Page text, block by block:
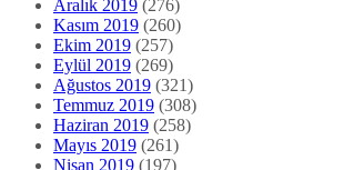
Aralık 2019 (276)
Kasım 2019 (260)
Ekim 2019 (257)
Eylül 2019 (269)
Ağustos 2019 (321)
Temmuz 2019 (308)
Haziran 2019 (258)
Mayıs 2019 (261)
Nisan 2019 (197)